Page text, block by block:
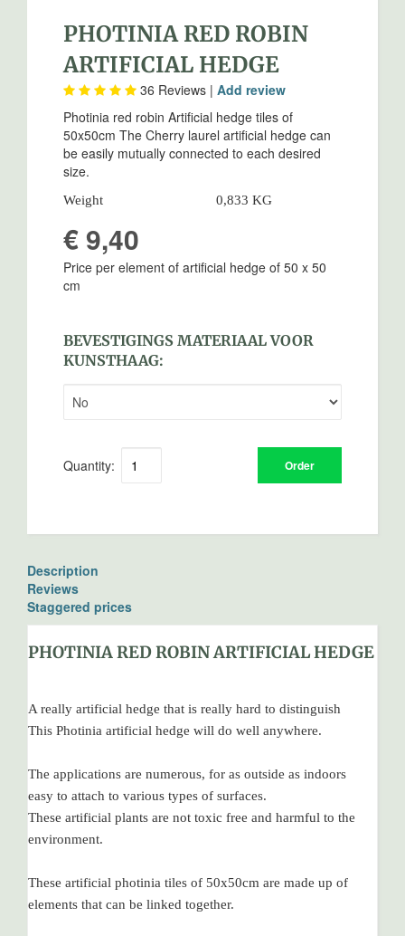
PHOTINIA RED ROBIN
ARTIFICIAL HEDGE
36 Reviews | Add review
Photinia red robin Artificial hedge tiles of
50x50cm The Cherry laurel artificial hedge can
be easily mutually connected to each desired
size.
Weight 0,833 KG
€ 9,40
Price per element of artificial hedge of 50 x 50
cm
BEVESTIGINGS MATERIAAL VOOR
KUNSTHAAG:
Quantity: Order
Description
Reviews
Staggered prices
PHOTINIA RED ROBIN ARTIFICIAL HEDGE
A really artificial hedge that is really hard to distinguish
This Photinia artificial hedge will do well anywhere.
The applications are numerous, for as outside as indoors
easy to attach to various types of surfaces.
These artificial plants are not toxic free and harmful to the
environment.
These artificial photinia tiles of 50x50cm are made up of
elements that can be linked together.